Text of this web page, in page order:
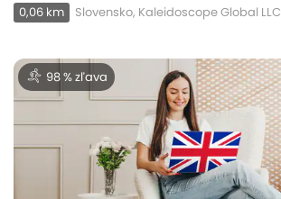
0,06 km Slovensko, Kaleidoscope Global LLC
98 % zľava